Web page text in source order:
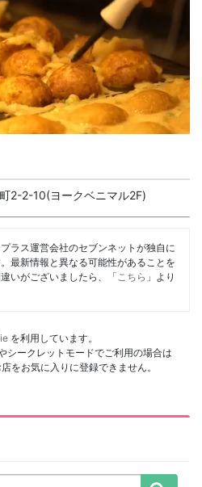
2-2-10(ヨークベニマル2F)
ラス運営会社のセブンネットが独自に
最新情報と異なる可能性があることを
いがございましたら、「 こちら 」より
を利用しています。
シークレットモードでご利用の場合は
をお気に入りに登録できません。